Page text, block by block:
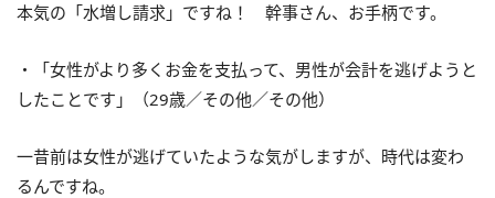
本気の「水増し請求」ですね！ 幹事さん、お手柄です。
・「女性がより多くお金を支払って、男性が会計を逃げようと
したことです」（29歳／その他／その他）
一昔前は女性が逃げていたような気がしますが、時代は変わ
るんですね。